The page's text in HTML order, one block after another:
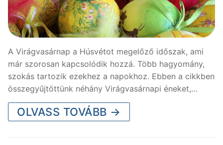
A Virágvasárnap a Húsvétot megelőző időszak, ami
már szorosan kapcsolódik hozzá. Több hagyomány,
szokás tartozik ezekhez a napokhoz. Ebben a cikkben
összegyűjtöttünk néhány Virágvasárnapi éneket,…
OLVASS TOVÁBB →